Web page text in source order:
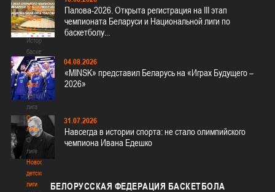
История
баскетбола
3х3
История
баскетбола
3х3
Детская
лига
Детская
лига
О
лиге
О
лиге
Новости
детской
лиги
Палова-2026. Открыта регистрация на III этап
чемпионата Беларуси и Национальной лиги по
баскетболу...
04.08.2026
«MINSK» представил Беларусь на «Играх Будущего –
2026»
31.07.2026
Навсегда в истории спорта: не стало олимпийского
чемпиона Ивана Едешко
БЕЛОРУССКАЯ ФЕДЕРАЦИЯ БАСКЕТБОЛА